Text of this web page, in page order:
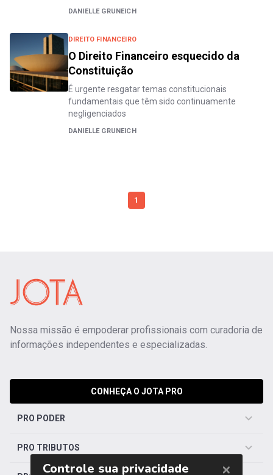
DANIELLE GRUNEICH
DIREITO FINANCEIRO
O Direito Financeiro esquecido da
Constituição
É urgente resgatar temas constitucionais
fundamentais que têm sido continuamente
negligenciados
DANIELLE GRUNEICH
1
Nossa missão é empoderar profissionais com curadoria de
informações independentes e especializadas.
CONHEÇA O JOTA PRO
PRO PODER
PRO TRIBUTOS